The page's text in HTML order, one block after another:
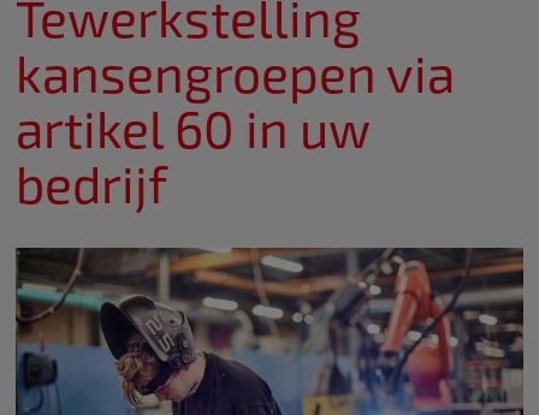
Tewerkstelling
kansengroepen via
artikel 60 in uw
bedrijf